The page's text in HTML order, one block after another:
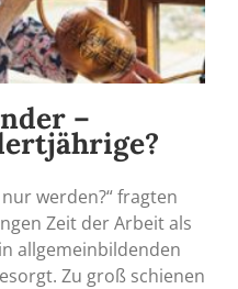
–
werden?“ fragten
Zeit der Arbeit als
allgemeinbildenden
Zu groß schienen